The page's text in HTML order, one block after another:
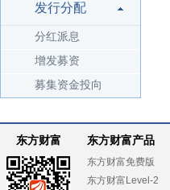
发行分配
分红派息
增发募资
募集资金投向
东方财富 东方财富产品
东方财富免费版
东方财富Level-2